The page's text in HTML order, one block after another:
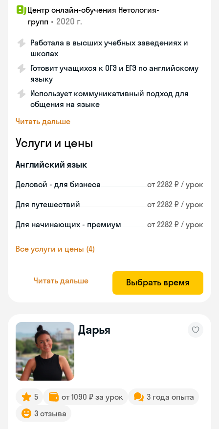
Центр онлайн-обучения Нетология-
групп • 2020 г.
Работала в высших учебных заведениях и
школах
Готовит учащихся к ОГЭ и ЕГЭ по английскому
языку
Использует коммуникативный подход для
общения на языке
Читать дальше
Услуги и цены
Английский язык
Деловой - для бизнеса от 2282 ₽ / урок
Для путешествий от 2282 ₽ / урок
Для начинающих - премиум от 2282 ₽ / урок
Все услуги и цены (4)
Читать дальше Выбрать время
Дарья
5 от 1090 ₽ за урок
3 года опыта
3 отзыва